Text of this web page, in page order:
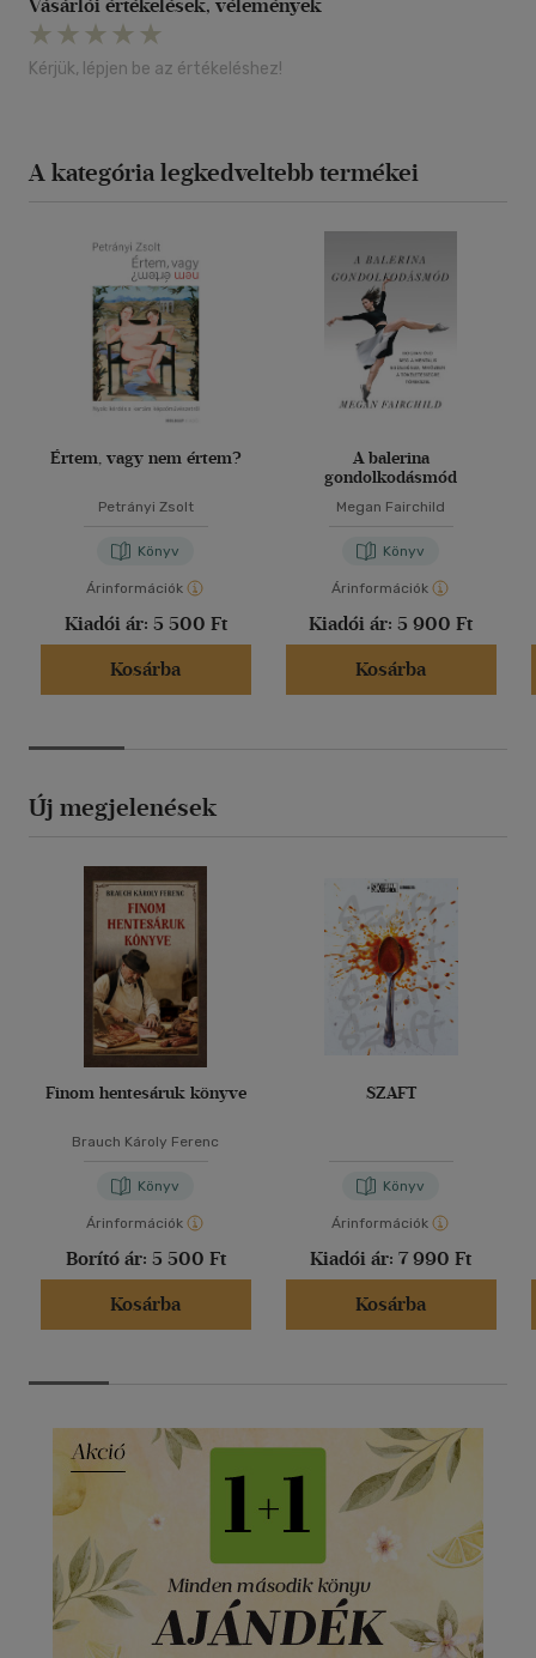
Vásárlói értékelések, vélemények
Kérjük, lépjen be az értékeléshez!
A kategória legkedveltebb termékei
Értem, vagy nem értem?
Petrányi Zsolt
Könyv
Árinformációk
Kiadói ár: 5 500 Ft
Kosárba
A balerina
gondolkodásmód
Megan Fairchild
Könyv
Árinformációk
Kiadói ár: 5 900 Ft
Kosárba
Új megjelenések
Finom hentesáruk könyve
Brauch Károly Ferenc
Könyv
Árinformációk
Borító ár: 5 500 Ft
Kosárba
SZAFT
Könyv
Árinformációk
Kiadói ár: 7 990 Ft
Kosárba